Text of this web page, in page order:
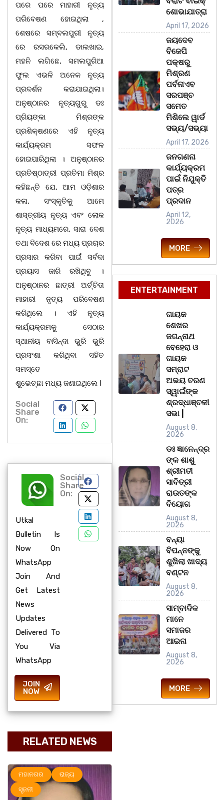
ପରେ ପରେ ମାହାରୀ ନୃତ୍ୟ
ପରିବେଷଣ ହୋଇଥିଲା ,
ଶେଷରେ ସମ୍ବଲପୁରୀ ନୃତ୍ୟ
ରେ ରସରକେଲି, ଡାଲଖାଇ,
ମହନି ଲଗିଛେ, ସମଲପୁରିଆ
ଫୁଲ ଏଭଳି ଅନେକ ନୃତ୍ୟ
ପ୍ରଦର୍ଶନ କରାଯାଇଥିଲା।
ଅନୁଷ୍ଠାନର ନୃତ୍ୟଗୁରୁ ଡଃ
ପ୍ରିୟଙ୍କା ମିଶ୍ରଙ୍କ
ପ୍ରଶିକ୍ଷଣରେ ଏହି ନୃତ୍ୟ
କାର୍ଯ୍ୟକ୍ରମ ସଫଳ
ହୋଇପାରିଥିଲା । ଅନୁଷ୍ଠାନର
ପ୍ରତିଷ୍ଠାତ୍ରୀ ପ୍ରତିମା ମିଶ୍ର
କହିଛନ୍ତି ଯେ, ଆମ ଓଡ଼ିଶାର
କଳା, ସଂସ୍କୃତିକୁ ଆମେ
ଶାସ୍ତ୍ରୀୟ ନୃତ୍ୟ ଏବଂ ଲୋକ
ନୃତ୍ୟ ମାଧ୍ୟମରେ, ସାରା ଦେଶ
ତଥା ବିଦେଶ ରେ ମଧ୍ୟ ପ୍ରଚାର
ପ୍ରସାର କରିବା ପାଇଁ ସର୍ବଦା
ପ୍ରୟାସ ଜାରି ରଖିଥିବୁ ।
ଅନୁଷ୍ଠାନର ଛାତ୍ରୀ ଅର୍ଚ୍ଚିତା
ମାହାରୀ ନୃତ୍ୟ ପରିବେଷଣ
କରିଥିଲେ । ଏହି ନୃତ୍ୟ
କାର୍ଯ୍ୟକ୍ରମକୁ ସେଠାର
ସ୍ଥାନୀୟ ବାସିନ୍ଦା ଭୁରି ଭୁରି
ପ୍ରସଂଶା କରିଥିବା ସହିତ
ସମସ୍ତେ
ଶୁଭେଚ୍ଛା ମଧ୍ୟ ଜଣାଇଥିଲେ I
Social
Share
On:
Utkal
Bulletin Is
Now On
WhatsApp
Join And
Get Latest
News
Updates
Delivered To
You Via
WhatsApp
JOIN
NOW
Social
Share
On:
RELATED NEWS
ମହାନଗର
ରାଜ୍ୟ
ସୃଜନୀ
ଶୋଭାଯାତ୍ରା
April 17, 2026
ଜୟଦେବ
ବିଜେପି
ପକ୍ଷରୁ
ମିଶ୍ରଣ
ପର୍ବନାଏବ
ସରପଞ୍ଚ
ସମେତ
ମିଶିଲେ ୱାର୍ଡ
ସଭ୍ୟ/ସଭ୍ୟା
April 17, 2026
ଜନଗଣନା
କାର୍ଯ୍ୟକ୍ରମ
ପାଇଁ ନିଯୁକ୍ତି
ପତ୍ର
ପ୍ରଦାନ
April 12,
2026
MORE
ENTERTAINMENT
ଗାୟକ
ଶେଖର
ଜଗନ୍ନାଥ
ବେହେରା ଓ
ଗାୟକ
ସମ୍ରାଟ
ଅଭୟ ଚରଣ
ସ୍ୱାଇଁଙ୍କ
ଶ୍ରଦ୍ଧାଞ୍ଚଳୀ
ସଭା |
August 8,
2026
ଡଃ ଜ୍ଞାନେନ୍ଦ୍ର
ଙ୍କ ଶାଶୁ
ଶ୍ରୀମତୀ
ସାବିତ୍ରୀ
ରାଉତଙ୍କ
ବିୟୋଗ
August 8,
2026
ବନ୍ୟା
ବିପନ୍ନଙ୍କୁ
ଶୁଖିଲା ଖାଦ୍ୟ
ବଣ୍ଟନ
August 8,
2026
ସାମ୍ବାଦିକ
ମାନେ
ସମାଜର
ଆଇନା
August 8,
2026
MORE